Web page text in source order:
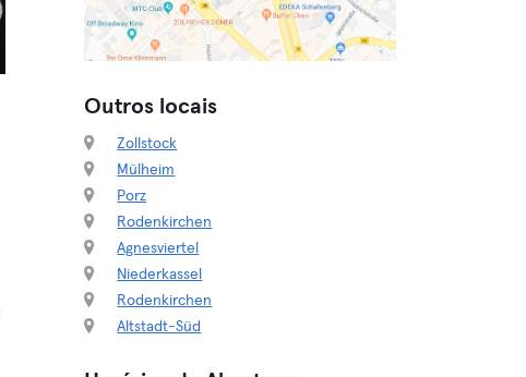
Outros locais
Zollstock
Mülheim
Porz
Rodenkirchen
Agnesviertel
Niederkassel
Rodenkirchen
Altstadt-Süd